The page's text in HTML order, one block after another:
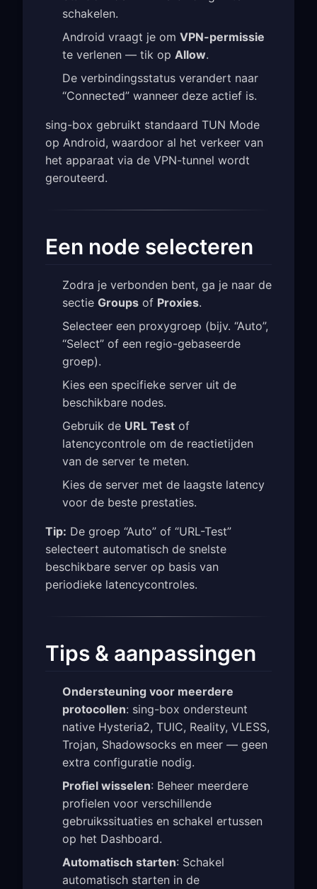
schakelen.
Android vraagt je om VPN-permissie
te verlenen — tik op Allow.
De verbindingsstatus verandert naar
“Connected” wanneer deze actief is.
sing-box gebruikt standaard TUN Mode
op Android, waardoor al het verkeer van
het apparaat via de VPN-tunnel wordt
gerouteerd.
Een node selecteren
Zodra je verbonden bent, ga je naar de
sectie Groups of Proxies.
Selecteer een proxygroep (bijv. “Auto”,
“Select” of een regio-gebaseerde
groep).
Kies een specifieke server uit de
beschikbare nodes.
Gebruik de URL Test of
latencycontrole om de reactietijden
van de server te meten.
Kies de server met de laagste latency
voor de beste prestaties.
Tip: De groep “Auto” of “URL-Test”
selecteert automatisch de snelste
beschikbare server op basis van
periodieke latencycontroles.
Tips & aanpassingen
Ondersteuning voor meerdere
protocollen: sing-box ondersteunt
native Hysteria2, TUIC, Reality, VLESS,
Trojan, Shadowsocks en meer — geen
extra configuratie nodig.
Profiel wisselen: Beheer meerdere
profielen voor verschillende
gebruikssituaties en schakel ertussen
op het Dashboard.
Automatisch starten: Schakel
automatisch starten in de